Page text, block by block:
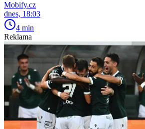
Mobify.cz
dnes, 18:03
4 min
Reklama